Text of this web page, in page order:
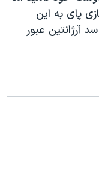
پای به این
آرژانتین عبور